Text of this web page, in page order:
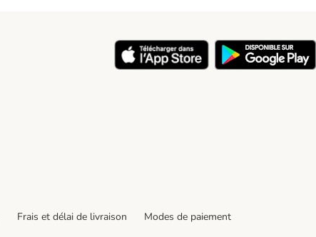
Frais et délai de livraison
Modes de paiement